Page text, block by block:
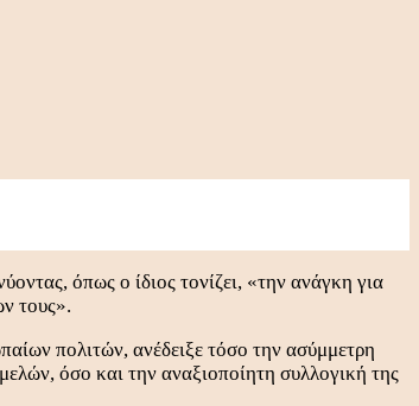
όπως ο ίδιος τονίζει, «την ανάγκη για
τους».
πολιτών, ανέδειξε τόσο την ασύμμετρη
όσο και την αναξιοποίητη συλλογική της